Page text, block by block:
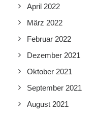
April 2022
März 2022
Februar 2022
Dezember 2021
Oktober 2021
September 2021
August 2021